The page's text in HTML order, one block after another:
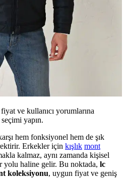
ve kullanıcı yorumlarına
seçimi yapın.
hem fonksiyonel hem de şık
Erkekler için kışlık mont
kalmaz, aynı zamanda kişisel
yolu haline gelir. Bu noktada, lc
koleksiyonu, uygun fiyat ve geniş